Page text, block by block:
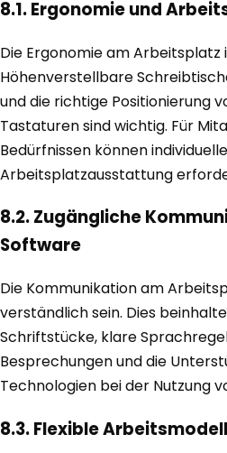
8.1. Ergonomie und
Die Ergonomie am Arbeitsplatz
Höhenverstellbare
und die richtige Positionierung
Tastaturen sind wichtig. Für
Bedürfnissen können
Arbeitsplatzausstattung
8.2. Zugängliche
Software
Die Kommunikation am
verständlich sein. Dies
Schriftstücke, klare
Besprechungen und die
Technologien bei der Nutzung
8.3. Flexible